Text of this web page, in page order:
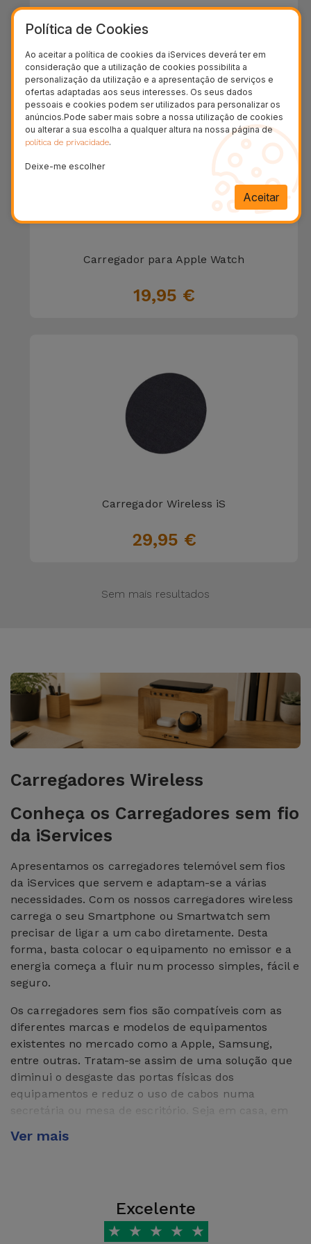
39,95 €
Carregador para Apple Watch
19,95 €
Carregador Wireless iS
29,95 €
Sem mais resultados
Carregadores Wireless
Conheça os Carregadores sem fio
da iServices
Apresentamos os carregadores telemóvel sem fios
da iServices que servem e adaptam-se a várias
necessidades. Com os nossos carregadores wireless
carrega o seu Smartphone ou Smartwatch sem
precisar de ligar a um cabo diretamente. Desta
forma, basta colocar o equipamento no emissor e a
energia começa a fluir num processo simples, fácil e
seguro.
Os carregadores sem fios são compatíveis com as
diferentes marcas e modelos de equipamentos
existentes no mercado como a Apple, Samsung,
entre outras. Tratam-se assim de uma solução que
diminui o desgaste das portas físicas dos
equipamentos e reduz o uso de cabos numa
secretária ou mesa de escritório. Seja em casa, em
iServices são uma opção prática e versátil para o
Um carregador sem fios trata-se de um
equipamento que assegura carregar um dispositivo
Ver mais
Excelente
★ ★ ★ ★ ★
Política de Cookies
Ao aceitar a política de cookies da iServices deverá ter em
consideração que a utilização de cookies possibilita a
personalização da utilização e a apresentação de serviços e
ofertas adaptadas aos seus interesses. Os seus dados
pessoais e cookies podem ser utilizados para personalizar os
anúncios.Pode saber mais sobre a nossa utilização de cookies
ou alterar a sua escolha a qualquer altura na nossa página de
política de privacidade.
Deixe-me escolher
Aceitar